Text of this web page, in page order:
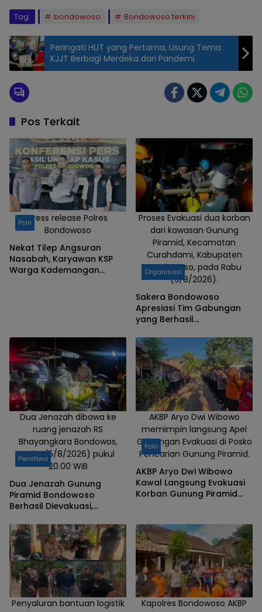
Tag: bondowoso Bondowoso terkini
Peringati HUT yang Pertama, Usung Tema
KJJT Berbagi Merdeka dari Pandemi
Pos Terkait
Press release Polres
Bondowoso
Polri
Nekat Tilep Angsuran
Nasabah, Karyawan KSP
Warga Kademangan
Proses Evakuasi dua korban
dari kawasan Gunung
Piramid, Kecamatan
Curahdami, Kabupaten
Bondowoso, pada Rabu
(5/8/2026).
Organisasi
Sakera Bondowoso
Apresiasi Tim Gabungan
yang Berhasil
Gunung Piramid
Dua Jenazah dibawa ke
ruang jenazah RS
Bhayangkara Bondowos,
Rabu (5/8/2026) pukul
20.00 WIB
Peristiwa
Dua Jenazah Gunung
Piramid Bondowoso
Berhasil Dievakuasi,
Tim Gabungan
AKBP Aryo Dwi Wibowo
memimpin langsung Apel
Gabungan Evakuasi di Posko
Pencarian Gunung Piramid.
Polri
AKBP Aryo Dwi Wibowo
Kawal Langsung Evakuasi
Korban Gunung Piramid
Penyaluran bantuan logistik
Kapolres Bondowoso AKBP